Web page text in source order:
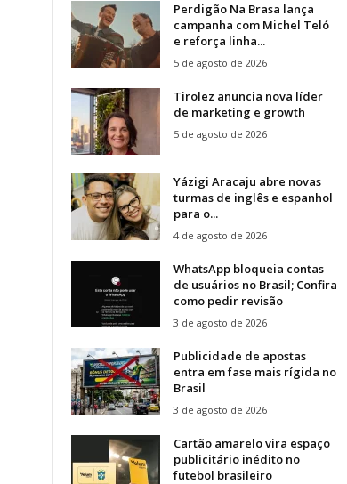
Perdigão Na Brasa lança
campanha com Michel Teló
e reforça linha...
5 de agosto de 2026
Tirolez anuncia nova líder
de marketing e growth
5 de agosto de 2026
Yázigi Aracaju abre novas
turmas de inglês e espanhol
para o...
4 de agosto de 2026
WhatsApp bloqueia contas
de usuários no Brasil; Confira
como pedir revisão
3 de agosto de 2026
Publicidade de apostas
entra em fase mais rígida no
Brasil
3 de agosto de 2026
Cartão amarelo vira espaço
publicitário inédito no
futebol brasileiro